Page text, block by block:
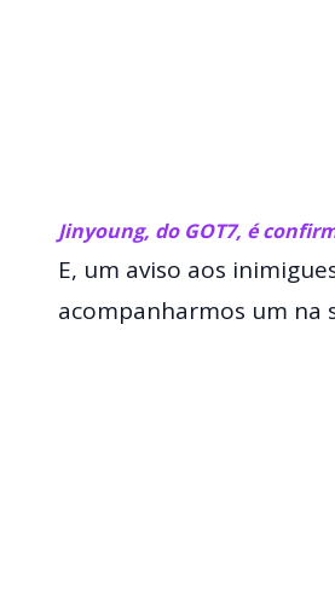
Jinyoung, do GOT7, é
E, um aviso aos
acompanharmos um na